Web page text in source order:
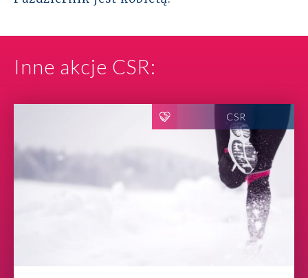
Inne akcje CSR:
CSR